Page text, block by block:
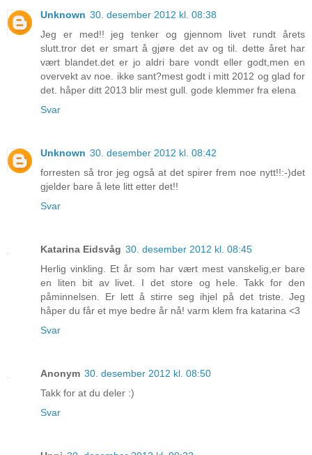
Unknown 30. desember 2012 kl. 08:38
Jeg er med!! jeg tenker og gjennom livet rundt årets
slutt.tror det er smart å gjøre det av og til. dette året har
vært blandet.det er jo aldri bare vondt eller godt,men en
overvekt av noe. ikke sant?mest godt i mitt 2012 og glad for
det. håper ditt 2013 blir mest gull. gode klemmer fra elena
Svar
Unknown 30. desember 2012 kl. 08:42
forresten så tror jeg også at det spirer frem noe nytt!!:-)det
gjelder bare å lete litt etter det!!
Svar
Katarina Eidsvåg 30. desember 2012 kl. 08:45
Herlig vinkling. Et år som har vært mest vanskelig,er bare
en liten bit av livet. I det store og hele. Takk for den
påminnelsen. Er lett å stirre seg ihjel på det triste. Jeg
håper du får et mye bedre år nå! varm klem fra katarina <3
Svar
Anonym 30. desember 2012 kl. 08:50
Takk for at du deler :)
Svar